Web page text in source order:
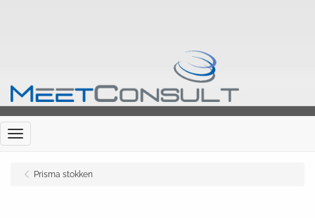
Menu
Prisma stokken